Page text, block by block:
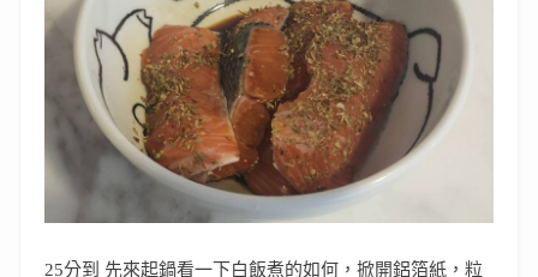
25分到 先來起鍋看一下白飯煮的如何，掀開鋁箔紙，粒